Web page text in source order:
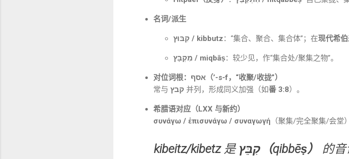
名词/派生
קִבּוּץ / kibbutz：“集合、聚合、集合体”；在现代希
מִקְבָּץ / miqbāṣ：较少见，作“集合处/聚集之物”。
对位词根：אסף（’-s-f，“收聚/收拢”）
常与 קבץ 并列，形成同义加强（如番 3:8）。
希腊语对应（LXX 与新约）
συνάγω / ἐπισυνάγω / συναγωγή （聚集/完全聚集/会堂
kibeitz/kibetz是 קִבֵּץ（qibbēṣ） 的音